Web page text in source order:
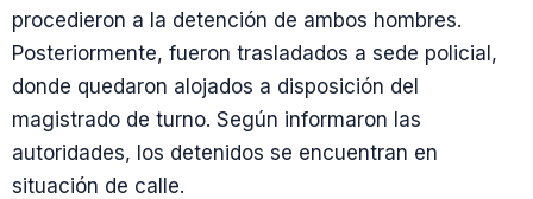
procedieron a la detención de ambos hombres.
Posteriormente, fueron trasladados a sede policial,
donde quedaron alojados a disposición del
magistrado de turno. Según informaron las
autoridades, los detenidos se encuentran en
situación de calle.